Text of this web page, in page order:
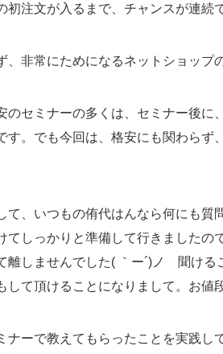
初注文が入るまで、チャンスが連続
、非常にためになるネットショップ
のセミナーの多くは、セミナー後に
す。でも今回は、格安にも関わらず
て、いつもの侑代はんなら何にも質
てしっかりと準備して行きましたの
離しませんでした( ｀ー´)ノ 聞ける
して頂けることになりまして。お値
ナーで教えてもらったことを実践し